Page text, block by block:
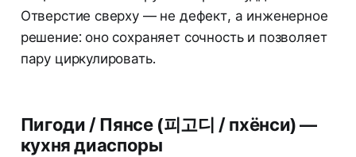
Отверстие сверху — не дефект, а инженерное
решение: оно сохраняет сочность и позволяет
пару циркулировать.
Пигоди / Пянсе (피고디 / пхёнси) —
кухня диаспоры